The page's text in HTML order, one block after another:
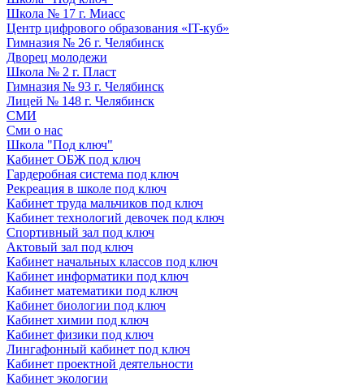
Школа № 17 г. Миасс
Центр цифрового образования «IT-куб»
Гимназия № 26 г. Челябинск
Дворец молодежи
Школа № 2 г. Пласт
Гимназия № 93 г. Челябинск
Лицей № 148 г. Челябинск
СМИ
Сми о нас
Школа "Под ключ"
Кабинет ОБЖ под ключ
Гардеробная система под ключ
Рекреация в школе под ключ
Кабинет труда мальчиков под ключ
Кабинет технологий девочек под ключ
Спортивный зал под ключ
Актовый зал под ключ
Кабинет начальных классов под ключ
Кабинет информатики под ключ
Кабинет математики под ключ
Кабинет биологии под ключ
Кабинет химии под ключ
Кабинет физики под ключ
Лингафонный кабинет под ключ
Кабинет проектной деятельности
Кабинет экологии